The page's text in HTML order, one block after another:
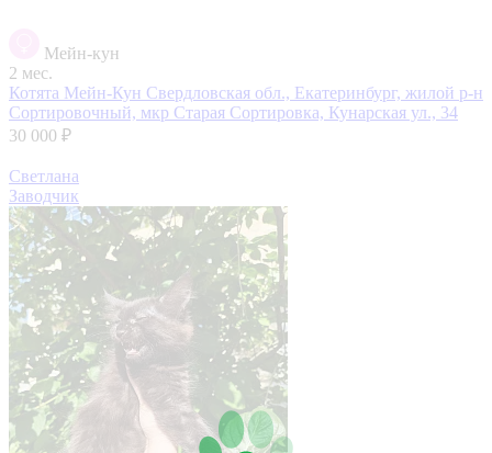
Мейн-кун
2 мес.
Котята Мейн-Кун Свердловская обл., Екатеринбург, жилой р-н
Сортировочный, мкр Старая Сортировка, Кунарская ул., 34
30 000 ₽
Светлана
Заводчик